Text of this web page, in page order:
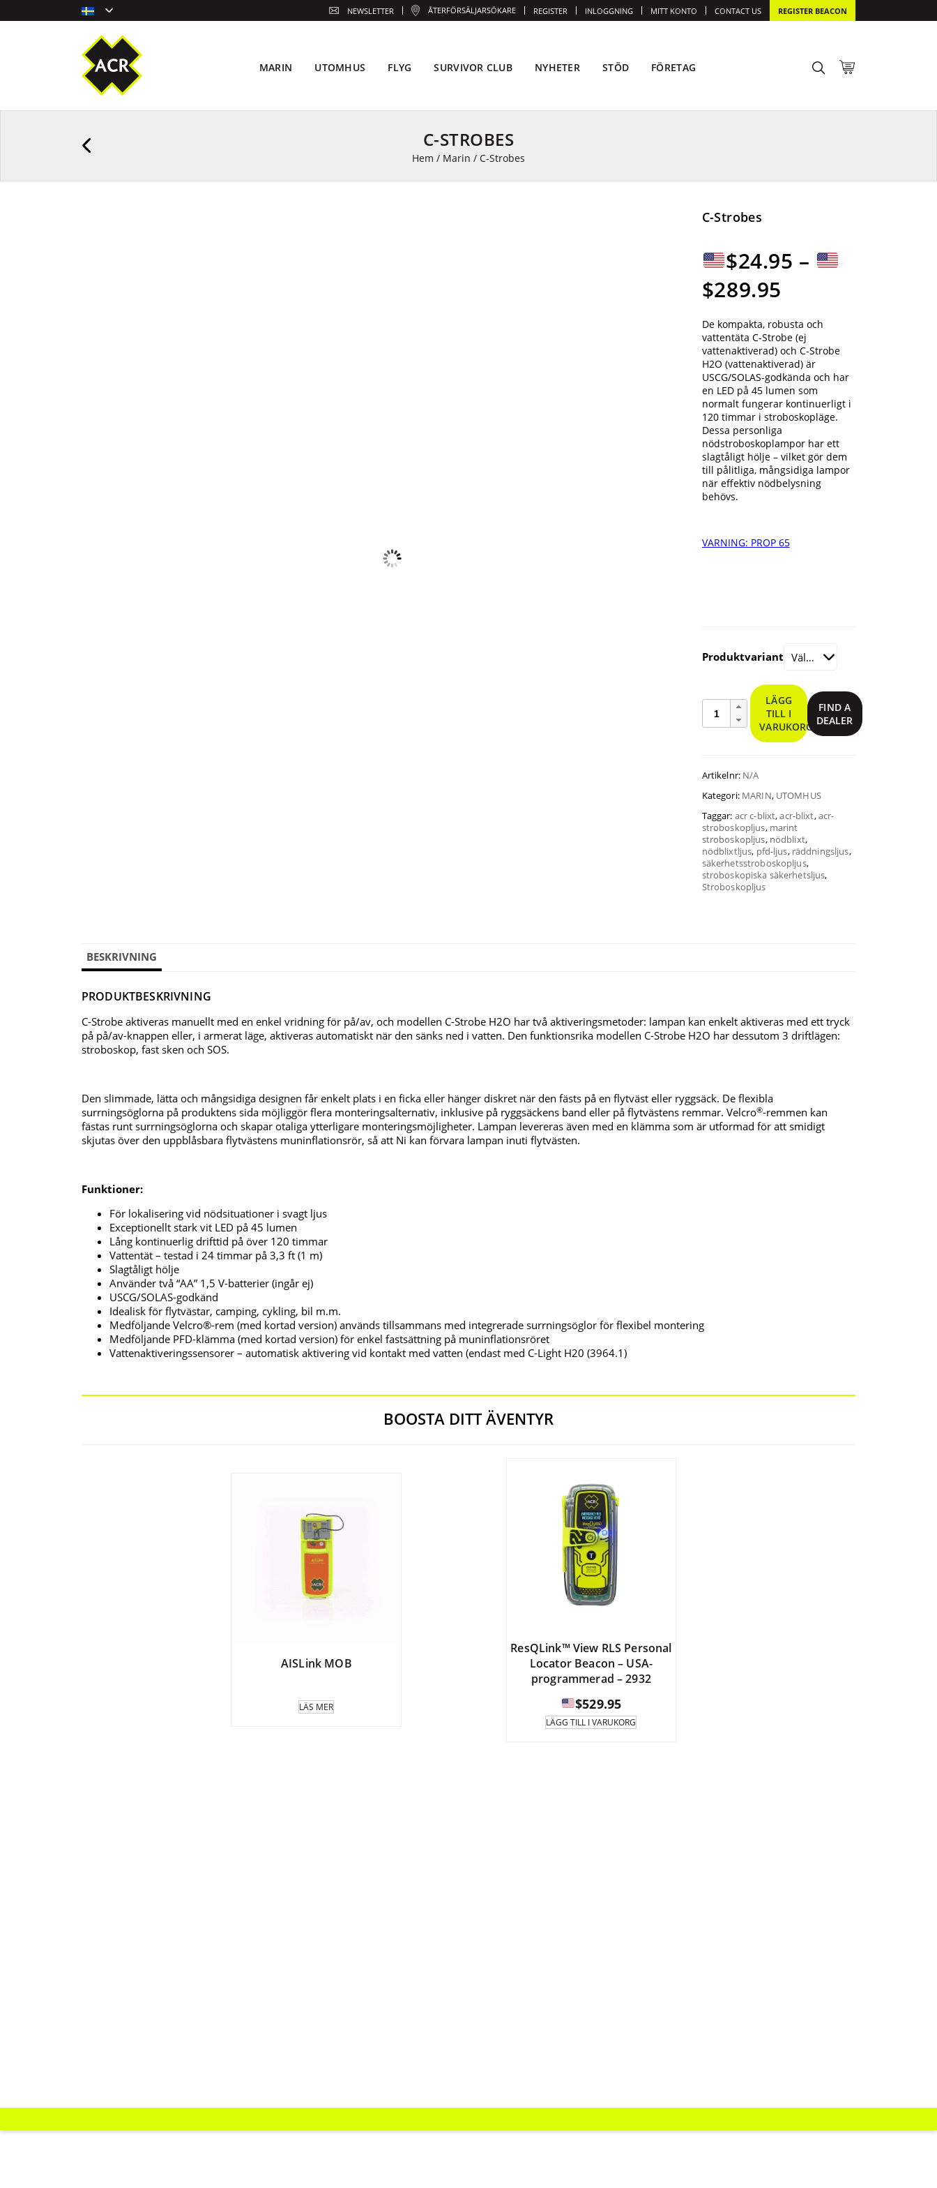
C-STROBES
Hem / Marin / C-Strobes
C-Strobes
$24.95 –
$289.95
$24.95
till
$289.95
De kompakta, robusta och
vattentäta C-Strobe (ej
vattenaktiverad) och C-Strobe
H2O (vattenaktiverad) är
USCG/SOLAS-godkända och har
en LED på 45 lumen som
normalt fungerar kontinuerligt i
120 timmar i stroboskopläge.
Dessa personliga
nödstroboskoplampor har ett
slagtåligt hölje – vilket gör dem
till pålitliga, mångsidiga lampor
när effektiv nödbelysning
behövs.
VARNING: PROP 65
Produktvariant
C-
Strobes
LÄGG
TILL I
VARUKORG
FIND A
DEALER
Artikelnr: N/A
Kategori: MARIN, UTOMHUS
Taggar: acr c-blixt,acr-blixt,acr-
stroboskopljus, marint
stroboskopljus, nödblixt,
nödblixtljus, pfd-ljus, räddningsljus,
säkerhetsstroboskopljus,
stroboskopiska säkerhetsljus,
Stroboskopljus
BESKRIVNING
PRODUKTBESKRIVNING
C-Strobe aktiveras manuellt med en enkel vridning för på/av, och modellen C-Strobe H2O har två aktiveringsmetoder: lampan kan enkelt aktiveras med ett tryck
på på/av-knappen eller, i armerat läge, aktiveras automatiskt när den sänks ned i vatten. Den funktionsrika modellen C-Strobe H2O har dessutom 3 driftlägen:
stroboskop, fast sken och SOS.
Den slimmade, lätta och mångsidiga designen får enkelt plats i en ficka eller hänger diskret när den fästs på en flytväst eller ryggsäck. De flexibla
surrningsöglorna på produktens sida möjliggör flera monteringsalternativ, inklusive på ryggsäckens band eller på flytvästens remmar. Velcro®-remmen kan
fästas runt surrningsöglorna och skapar otaliga ytterligare monteringsmöjligheter. Lampan levereras även med en klämma som är utformad för att smidigt
skjutas över den uppblåsbara flytvästens muninflationsrör, så att Ni kan förvara lampan inuti flytvästen.
Funktioner:
För lokalisering vid nödsituationer i svagt ljus
Exceptionellt stark vit LED på 45 lumen
Lång kontinuerlig drifttid på över 120 timmar
Vattentät – testad i 24 timmar på 3,3 ft (1 m)
Slagtåligt hölje
Använder två “AA” 1,5 V-batterier (ingår ej)
USCG/SOLAS-godkänd
Idealisk för flytvästar, camping, cykling, bil m.m.
Medföljande Velcro®-rem (med kortad version) används tillsammans med integrerade surrningsöglor för flexibel montering
Medföljande PFD-klämma (med kortad version) för enkel fastsättning på muninflationsröret
Vattenaktiveringssensorer – automatisk aktivering vid kontakt med vatten (endast med C-Light H20 (3964.1)
BOOSTA DITT ÄVENTYR
AISLink MOB
LÄS MER
ResQLink™ View RLS Personal
Locator Beacon – USA-
programmerad – 2932
$529.95
LÄGG TILL I VARUKORG
MARIN UTOMHUS FLYG SURVIVOR CLUB NYHETER STÖD FÖRETAG
NEWSLETTER ÅTERFÖRSÄLJARSÖKARE REGISTER INLOGGNING MITT KONTO CONTACT US REGISTER BEACON